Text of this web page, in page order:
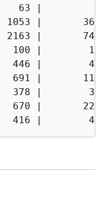
63 |
1053 |
2163 |
100 |
446 |
691 |
378 |
670 |
416 |